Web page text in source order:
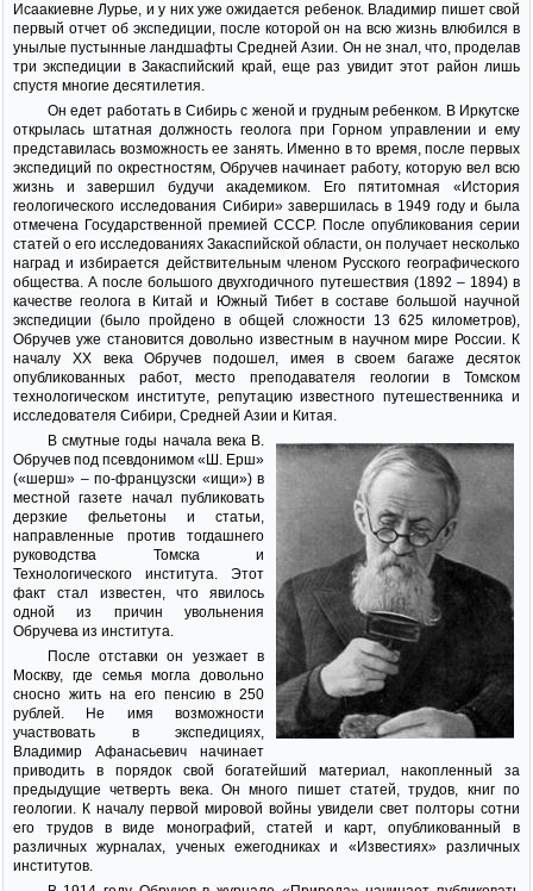
Исаакиевне Лурье, и у них уже ожидается ребенок. Владимир пишет свой
первый отчет об экспедиции, после которой он на всю жизнь влюбился в
унылые пустынные ландшафты Средней Азии. Он не знал, что, проделав
три экспедиции в Закаспийский край, еще раз увидит этот район лишь
спустя многие десятилетия.
Он едет работать в Сибирь с женой и грудным ребенком. В Иркутске
открылась штатная должность геолога при Горном управлении и ему
представилась возможность ее занять. Именно в то время, после первых
экспедиций по окрестностям, Обручев начинает работу, которую вел всю
жизнь и завершил будучи академиком. Его пятитомная «История
геологического исследования Сибири» завершилась в 1949 году и была
отмечена Государственной премией СССР. После опубликования серии
статей о его исследованиях Закаспийской области, он получает несколько
наград и избирается действительным членом Русского географического
общества. А после большого двухгодичного путешествия (1892 – 1894) в
качестве геолога в Китай и Южный Тибет в составе большой научной
экспедиции (было пройдено в общей сложности 13 625 километров),
Обручев уже становится довольно известным в научном мире России. К
началу ХХ века Обручев подошел, имея в своем багаже десяток
опубликованных работ, место преподавателя геологии в Томском
технологическом институте, репутацию известного путешественника и
исследователя Сибири, Средней Азии и Китая.
В смутные годы начала века В.
Обручев под псевдонимом «Ш. Ерш»
(«шерш» – по-французски «ищи») в
местной газете начал публиковать
дерзкие фельетоны и статьи,
направленные против тогдашнего
руководства Томска и
Технологического института. Этот
факт стал известен, что явилось
одной из причин увольнения
Обручева из института.
После отставки он уезжает в
Москву, где семья могла довольно
сносно жить на его пенсию в 250
рублей. Не имя возможности
участвовать в экспедициях,
Владимир Афанасьевич начинает
приводить в порядок свой богатейший материал, накопленный за
предыдущие четверть века. Он много пишет статей, трудов, книг по
геологии. К началу первой мировой войны увидели свет полторы сотни
его трудов в виде монографий, статей и карт, опубликованный в
различных журналах, ученых ежегодниках и «Известиях» различных
институтов.